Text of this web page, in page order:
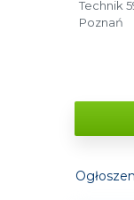
Technik
Poznań